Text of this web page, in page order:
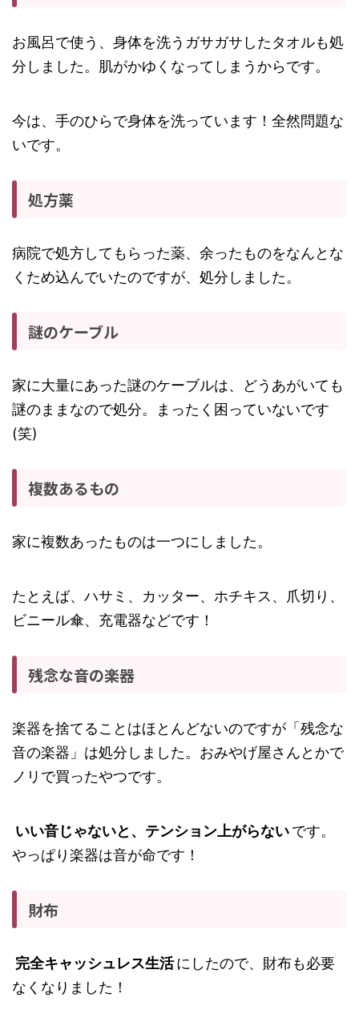
お風呂で使う、身体を洗うガサガサしたタオルも処
分しました。肌がかゆくなってしまうからです。
今は、手のひらで身体を洗っています！全然問題な
いです。
処方薬
病院で処方してもらった薬、余ったものをなんとな
くため込んでいたのですが、処分しました。
謎のケーブル
家に大量にあった謎のケーブルは、どうあがいても
謎のままなので処分。まったく困っていないです
(笑)
複数あるもの
家に複数あったものは一つにしました。
たとえば、ハサミ、カッター、ホチキス、爪切り、
ビニール傘、充電器などです！
残念な音の楽器
楽器を捨てることはほとんどないのですが「残念な
音の楽器」は処分しました。おみやげ屋さんとかで
ノリで買ったやつです。
いい音じゃないと、テンション上がらない です。
やっぱり楽器は音が命です！
財布
完全キャッシュレス生活 にしたので、財布も必要
なくなりました！